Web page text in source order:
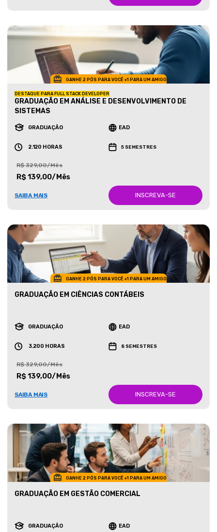
GANHE 2 PÓS PARA VOCÊ +1 PARA UM AMIGO
DESTAQUE PARA FULL STACK DEVELOPER
GRADUAÇÃO EM ANÁLISE E DESENVOLVIMENTO DE
SISTEMAS
GRADUAÇÃO EAD
2.120 HORAS 5 SEMESTRES
R$ 329,00/Mês
R$ 139,00/Mês
SAIBA MAIS INSCREVA-SE
GANHE 2 PÓS PARA VOCÊ +1 PARA UM AMIGO
GRADUAÇÃO EM CIÊNCIAS CONTÁBEIS
GRADUAÇÃO EAD
3.200 HORAS 8 SEMESTRES
R$ 329,00/Mês
R$ 139,00/Mês
SAIBA MAIS INSCREVA-SE
GANHE 2 PÓS PARA VOCÊ +1 PARA UM AMIGO
GRADUAÇÃO EM GESTÃO COMERCIAL
GRADUAÇÃO EAD